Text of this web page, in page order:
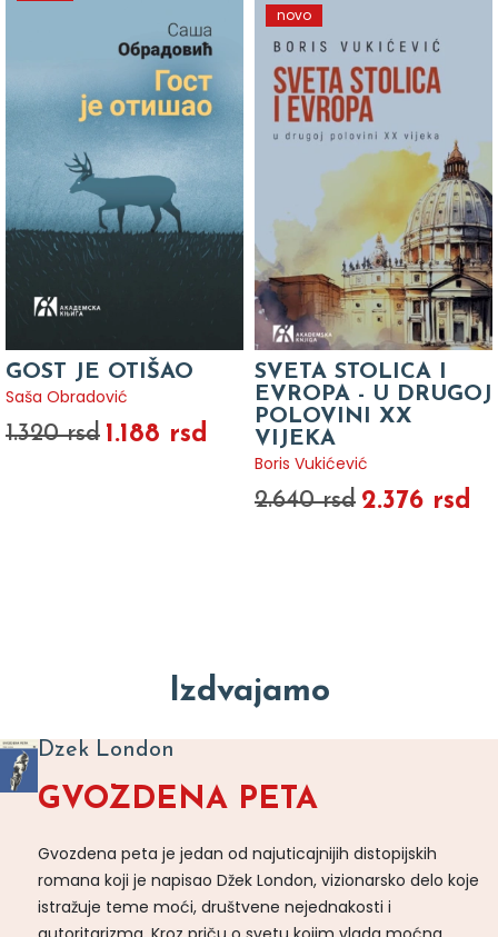
GOST JE OTIŠAO
Saša Obradović
1.320 rsd 1.188 rsd
novo
SVETA STOLICA I
EVROPA - U DRUGOJ
POLOVINI XX
VIJEKA
Boris Vukićević
2.640 rsd 2.376 rsd
Izdvajamo
Dzek London
GVOZDENA PETA
Gvozdena peta je jedan od najuticajnijih distopijskih
romana koji je napisao Džek London, vizionarsko delo koje
istražuje teme moći, društvene nejednakosti i